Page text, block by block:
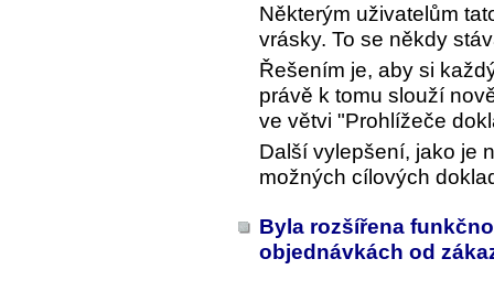
Některým uživatelům
vrásky. To se někdy
Řešením je, aby si
právě k tomu slouží
ve větvi "Prohlížeče
Další vylepšení, jako je
možných cílových
Byla rozšířena
objednávkách od